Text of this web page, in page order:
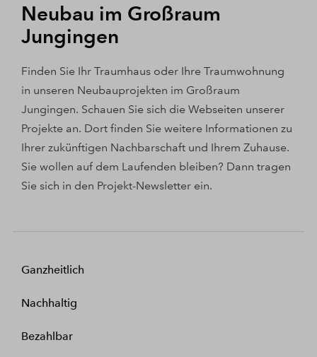
Neubau im Großraum
Jungingen
Finden Sie Ihr Traumhaus oder Ihre Traumwohnung
in unseren Neubauprojekten im Großraum
Jungingen. Schauen Sie sich die Webseiten unserer
Projekte an. Dort finden Sie weitere Informationen zu
Ihrer zukünftigen Nachbarschaft und Ihrem Zuhause.
Sie wollen auf dem Laufenden bleiben? Dann tragen
Sie sich in den Projekt-Newsletter ein.
Ganzheitlich
Nachhaltig
Bezahlbar